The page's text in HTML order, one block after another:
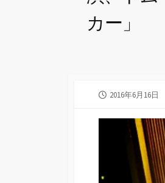
カー」
公
日
2016年6月16日